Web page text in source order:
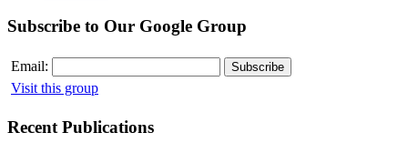
Subscribe to Our Google Group
Email:
Visit this group
Recent Publications